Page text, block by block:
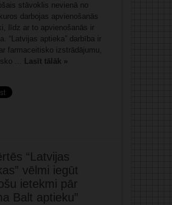
stāvoklis nevienā no
darbojas apvienošanās
līdz ar to apvienošanās ir
“Latvijas aptieka” darbība ir
farmaceitisko izstrādājumu,
... Lasīt tālāk »
“Latvijas
vēlmi iegūt
ietekmi pār
Balt aptieku”